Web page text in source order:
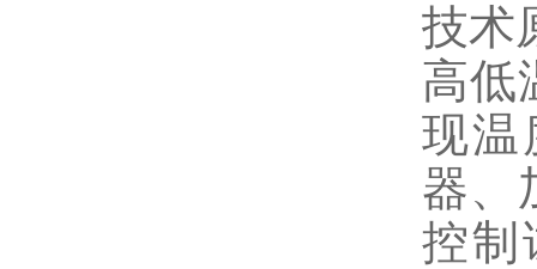
技术
高低
现温
器、
控制